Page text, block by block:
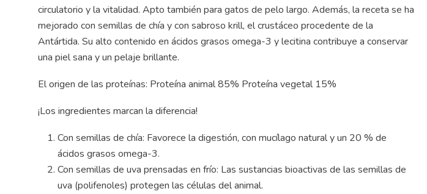
circulatorio y la vitalidad. Apto también para gatos de pelo largo. Además, la receta se ha
mejorado con semillas de chía y con sabroso krill, el crustáceo procedente de la
Antártida. Su alto contenido en ácidos grasos omega-3 y lecitina contribuye a conservar
una piel sana y un pelaje brillante.
El origen de las proteínas: Proteína animal 85% Proteína vegetal 15%
¡Los ingredientes marcan la diferencia!
Con semillas de chía: Favorece la digestión, con mucílago natural y un 20 % de
ácidos grasos omega-3.
Con semillas de uva prensadas en frío: Las sustancias bioactivas de las semillas de
uva (polifenoles) protegen las células del animal.